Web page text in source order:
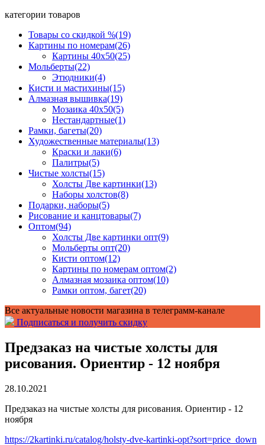
категории товаров
Товары со скидкой %(19)
Картины по номерам(26)
Картины 40x50(25)
Мольберты(22)
Этюдники(4)
Кисти и мастихины(15)
Алмазная вышивка(19)
Мозаика 40x50(5)
Нестандартные(1)
Рамки, багеты(20)
Художественные материалы(13)
Краски и лаки(6)
Палитры(5)
Чистые холсты(15)
Холсты Две картинки(13)
Наборы холстов(8)
Подарки, наборы(5)
Рисование и канцтовары(7)
Оптом(94)
Холсты Две картинки опт(9)
Мольберты опт(20)
Кисти оптом(12)
Картины по номерам оптом(2)
Алмазная мозаика оптом(10)
Рамки оптом, багет(20)
Все актуальные новости магазина в телеграмм-канале
Подписаться и получить скидку
Предзаказ на чистые холсты для
рисования. Ориентир - 12 ноября
28.10.2021
Предзаказ на чистые холсты для рисования. Ориентир - 12
ноября
https://2kartinki.ru/catalog/holsty-dve-kartinki-opt?sort=price_down